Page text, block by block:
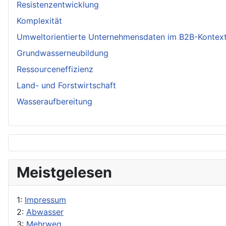
Resistenzentwicklung
Komplexität
Umweltorientierte Unternehmensdaten im B2B-
Grundwasserneubildung
Ressourceneffizienz
Land- und Forstwirtschaft
Wasseraufbereitung
Meistgelesen
1: Impressum
2: Abwasser
3: Mehrweg